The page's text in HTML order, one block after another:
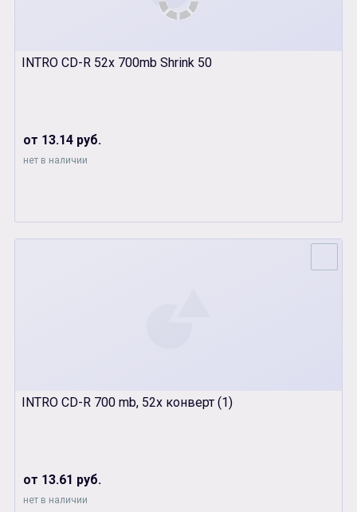
INTRO CD-R 52x 700mb Shrink 50
от 13.14 руб.
нет в наличии
INTRO CD-R 700 mb, 52x конверт (1)
от 13.61 руб.
нет в наличии